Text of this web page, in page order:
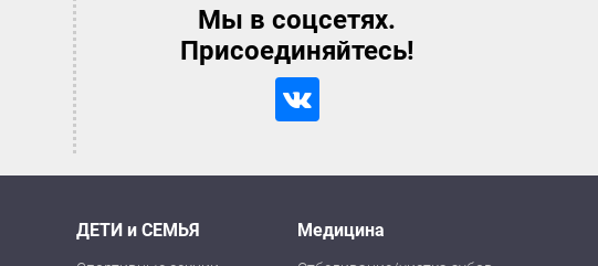
Мы в соцсетях.
Присоединяйтесь!
ДЕТИ и СЕМЬЯ Медицина